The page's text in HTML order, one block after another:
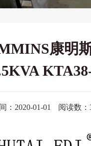
康明
：2020-01-01 阅读数：